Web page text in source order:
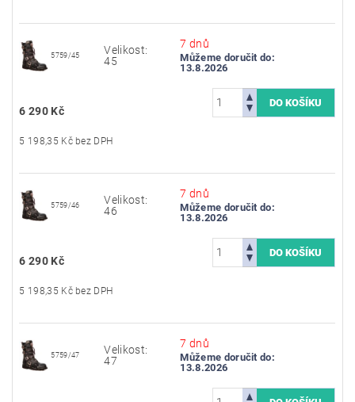
5759/45
Velikost:
45
7 dnů
Můžeme doručit do:
13.8.2026
6 290 Kč
5 198,35 Kč bez DPH
5759/46
Velikost:
46
7 dnů
Můžeme doručit do:
13.8.2026
6 290 Kč
5 198,35 Kč bez DPH
5759/47
Velikost:
47
7 dnů
Můžeme doručit do:
13.8.2026